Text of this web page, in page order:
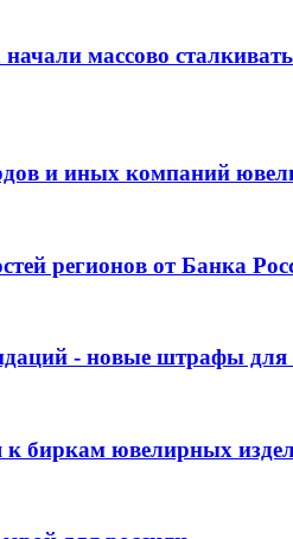
массово
и иных компаний
регионов от Банка
- новые штрафы для
биркам ювелирных